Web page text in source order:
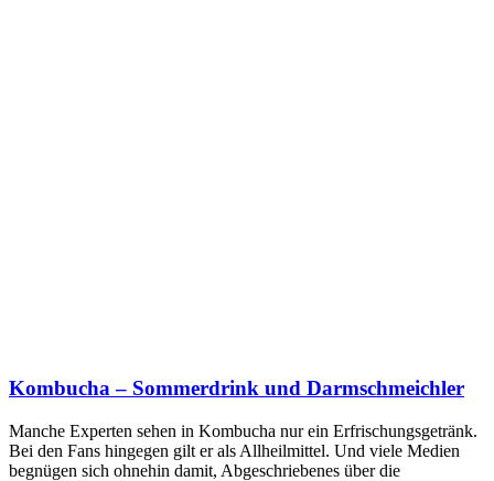
Kombucha – Sommerdrink und Darmschmeichler
Manche Experten sehen in Kombucha nur ein Erfrischungsgetränk.
Bei den Fans hingegen gilt er als Allheilmittel. Und viele Medien
begnügen sich ohnehin damit, Abgeschriebenes über die